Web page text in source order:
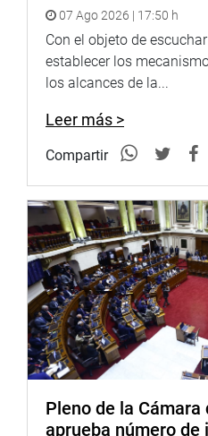
07 Ago 2026 | 17:50 h
Con el objeto de
establecer los
los alcances de la...
Leer más >
Compartir
Pleno de la Cámara
aprueba número de